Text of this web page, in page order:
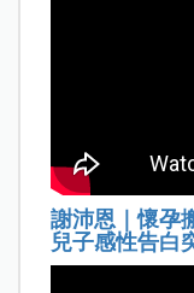
謝沛恩｜懷孕
兒子感性告白